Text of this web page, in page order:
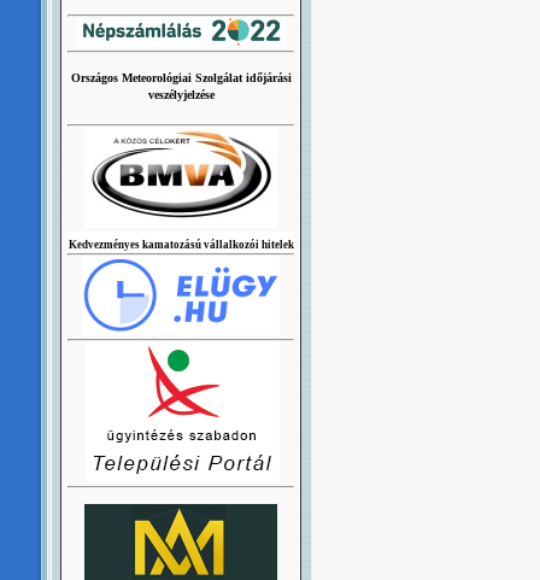
Országos Meteorológiai Szolgálat időjárási
veszélyjelzése
Kedvezményes kamatozású vállalkozói hitelek